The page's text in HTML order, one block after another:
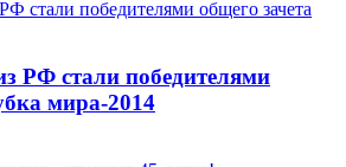
РФ стали победителями
мира-2014